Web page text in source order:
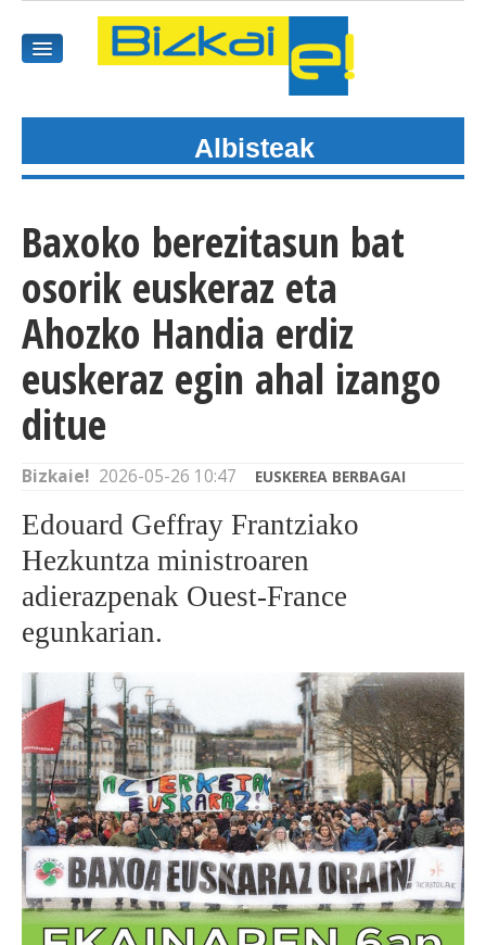
GAIAK
AGENDEA
KOMUNITATEA
ALBISTE GUZTIAK
BIDEOAK
BEREZIAK
... AUKERA GEHIAGO
Albisteak
Baxoko berezitasun bat
osorik euskeraz eta
Ahozko Handia erdiz
euskeraz egin ahal izango
ditue
Bizkaie! 2026-05-26 10:47 EUSKEREA BERBAGAI
Edouard Geffray Frantziako
Hezkuntza ministroaren
adierazpenak Ouest-France
egunkarian.